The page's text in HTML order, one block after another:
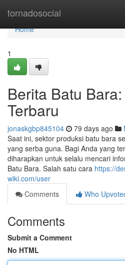
tornadosocial
Home
Home
1
Berita Batu
Terbaru
jonaskgbp845104 79 days ago
Saat ini, sektor produksi batu bara
yang serba guna. Bagi Anda yang
diharapkan untuk selalu mencari
Batu Bara. Salah satu cara https://
wiki.com/user
Comments
Who
Comments
Submit a Comment
No HTML